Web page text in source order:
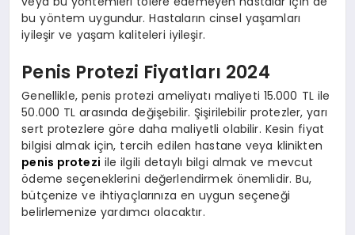
bu yöntem uygundur. Hastaların cinsel yaşamları
iyileşir ve yaşam kaliteleri iyileşir.
Penis Protezi Fiyatları 2024
Genellikle, penis protezi ameliyatı maliyeti 15.000 TL ile
50.000 TL arasında değişebilir. Şişirilebilir protezler, yarı
sert protezlere göre daha maliyetli olabilir. Kesin fiyat
bilgisi almak için, tercih edilen hastane veya klinikten
penis protezi ile ilgili detaylı bilgi almak ve mevcut
ödeme seçeneklerini değerlendirmek önemlidir. Bu,
bütçenize ve ihtiyaçlarınıza en uygun seçeneği
belirlemenize yardımcı olacaktır.